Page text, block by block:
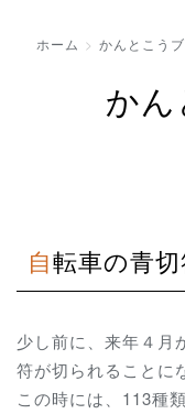
ホーム かんとこう
か
自転車の青
少し前に、来年４月
符が切られることに
この時には、113種